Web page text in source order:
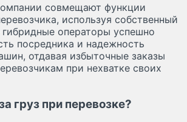
совмещают функции
используя собственный
гибридные операторы успешно
посредника и надежность
отдавая избыточные заказы
при нехватке своих
груз при перевозке?